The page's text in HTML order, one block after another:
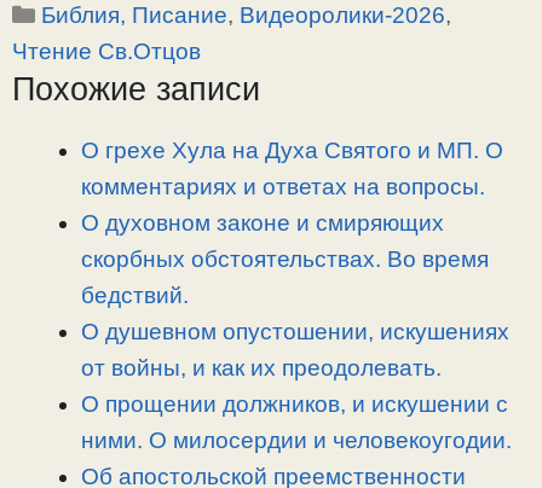
p
y
L
l
e
g
a
c
e
b
п
р
а
и
Рубрики
Библия, Писание, Видеоролики-2026,
Чтение Св.Отцов
Похожие записи
О грехе Хула на Духа Святого и МП. О
комментариях и ответах на вопросы.
О духовном законе и смиряющих
скорбных обстоятельствах. Во время
бедствий.
О душевном опустошении, искушениях
от войны, и как их преодолевать.
О прощении должников, и искушении с
ними. О милосердии и человекоугодии.
Об апостольской преемственности